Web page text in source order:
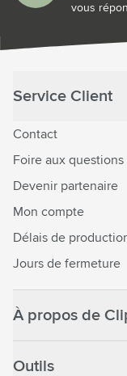
vous
Service Client
Contact
Foire aux questions
Devenir partenaire
Mon compte
Délais de
Jours de fermeture
À propos de
Outils